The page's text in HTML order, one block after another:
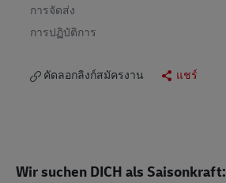
การจัดส่ง
การปฏิบัติการ
คัดลอกลิงก์สมัครงาน แชร์
Wir suchen DICH als Saisonkraft: